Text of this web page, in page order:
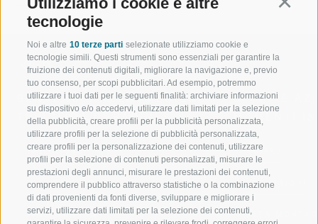
tecnologie
Noi e altre 10 terze parti selezionate utilizziamo cookie e
tecnologie simili. Questi strumenti sono essenziali per garantire la
fruizione dei contenuti digitali, migliorare la navigazione e, previo
tuo consenso, per scopi pubblicitari. Ad esempio, potremmo
utilizzare i tuoi dati per le seguenti finalità: archiviare informazioni
su dispositivo e/o accedervi, utilizzare dati limitati per la selezione
della pubblicità, creare profili per la pubblicità personalizzata,
utilizzare profili per la selezione di pubblicità personalizzata,
creare profili per la personalizzazione dei contenuti, utilizzare
profili per la selezione di contenuti personalizzati, misurare le
prestazioni degli annunci, misurare le prestazioni dei contenuti,
comprendere il pubblico attraverso statistiche o la combinazione
di dati provenienti da fonti diverse, sviluppare e migliorare i
servizi, utilizzare dati limitati per la selezione dei contenuti,
BENVENUTI NELLA REGIONE
TURISTICA DI RACINES
VAL GIOVO
VAL RACINES
VAL RIDANNA
SPORT E
MOMENTI
SCIARE
ESCURSIONI
ALTA